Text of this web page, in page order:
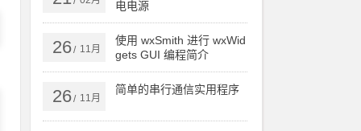
电电源
26/ 11月
使用 wxSmith 进行 wxWid
gets GUI 编程简介
26/ 11月
简单的串行通信实用程序